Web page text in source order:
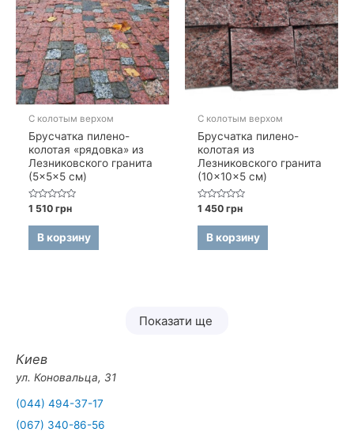
С колотым верхом
Брусчатка пилено-
колотая «рядовка» из
Лезниковского гранита
(5×5×5 см)
Оценка
из
1 510грн
В корзину
С колотым верхом
Брусчатка пилено-
колотая из
Лезниковского гранита
(10×10×5 см)
Оценка
из
1 450грн
В корзину
Показати ще
Киев
ул. Коновальца, 31
(044) 494-37-17
(067) 340-86-56